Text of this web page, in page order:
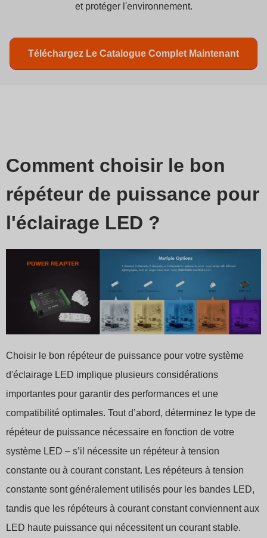
et protéger l'environnement.
Téléchargez Le Catalogue Complet Maintenant
Comment choisir le bon
répéteur de puissance pour
l'éclairage LED ?
Choisir le bon répéteur de puissance pour votre système
d'éclairage LED implique plusieurs considérations
importantes pour garantir des performances et une
compatibilité optimales. Tout d’abord, déterminez le type de
répéteur de puissance nécessaire en fonction de votre
système LED – s’il nécessite un répéteur à tension
constante ou à courant constant. Les répéteurs à tension
constante sont généralement utilisés pour les bandes LED,
tandis que les répéteurs à courant constant conviennent aux
LED haute puissance qui nécessitent un courant stable.